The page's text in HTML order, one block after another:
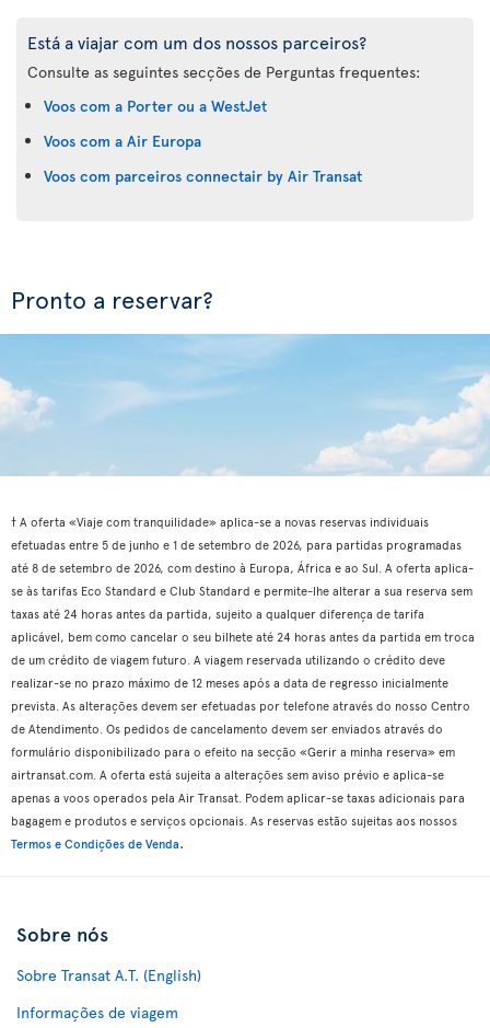
Está a viajar com um dos nossos parceiros?
Consulte as seguintes secções de Perguntas frequentes:
Voos com a Porter ou a WestJet
Voos com a Air Europa
Voos com parceiros connectair by Air Transat
Pronto a reservar?
† A oferta «Viaje com tranquilidade» aplica-se a novas reservas individuais
efetuadas entre 5 de junho e 1 de setembro de 2026, para partidas programadas
até 8 de setembro de 2026, com destino à Europa, África e ao Sul. A oferta aplica-
se às tarifas Eco Standard e Club Standard e permite-lhe alterar a sua reserva sem
taxas até 24 horas antes da partida, sujeito a qualquer diferença de tarifa
aplicável, bem como cancelar o seu bilhete até 24 horas antes da partida em troca
de um crédito de viagem futuro. A viagem reservada utilizando o crédito deve
realizar-se no prazo máximo de 12 meses após a data de regresso inicialmente
prevista. As alterações devem ser efetuadas por telefone através do nosso Centro
de Atendimento. Os pedidos de cancelamento devem ser enviados através do
formulário disponibilizado para o efeito na secção «Gerir a minha reserva» em
airtransat.com. A oferta está sujeita a alterações sem aviso prévio e aplica-se
apenas a voos operados pela Air Transat. Podem aplicar-se taxas adicionais para
bagagem e produtos e serviços opcionais. As reservas estão sujeitas aos nossos
Termos e Condições de Venda.
Sobre nós
Sobre Transat A.T. (English)
Informações de viagem